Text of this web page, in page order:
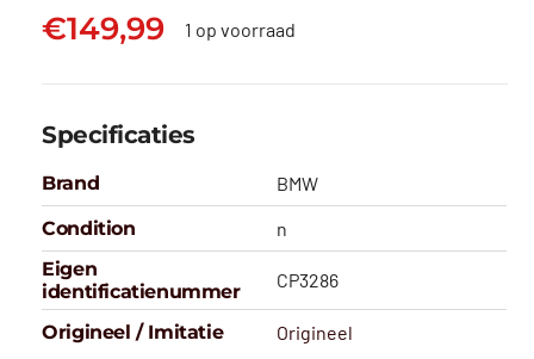
€149,99 1 op voorraad
Specificaties
Brand
BMW
Condition
n
Eigen
identificatienummer
CP3286
Origineel / Imitatie
Origineel